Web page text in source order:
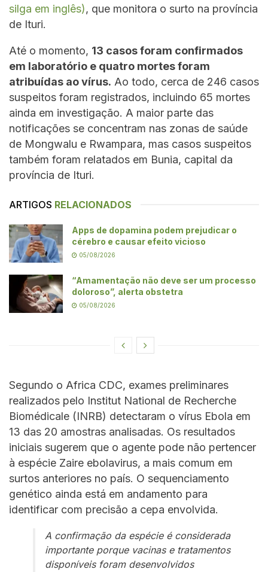
silga em inglês), que monitora o surto na província
de Ituri.
Até o momento, 13 casos foram confirmados
em laboratório e quatro mortes foram
atribuídas ao vírus. Ao todo, cerca de 246 casos
suspeitos foram registrados, incluindo 65 mortes
ainda em investigação. A maior parte das
notificações se concentram nas zonas de saúde
de Mongwalu e Rwampara, mas casos suspeitos
também foram relatados em Bunia, capital da
província de Ituri.
ARTIGOS RELACIONADOS
Apps de dopamina podem prejudicar o
cérebro e causar efeito vicioso
05/08/2026
“Amamentação não deve ser um processo
doloroso”, alerta obstetra
05/08/2026
Segundo o Africa CDC, exames preliminares
realizados pelo Institut National de Recherche
Biomédicale (INRB) detectaram o vírus Ebola em
13 das 20 amostras analisadas. Os resultados
iniciais sugerem que o agente pode não pertencer
à espécie Zaire ebolavirus, a mais comum em
surtos anteriores no país. O sequenciamento
genético ainda está em andamento para
identificar com precisão a cepa envolvida.
A confirmação da espécie é considerada
importante porque vacinas e tratamentos
disponíveis foram desenvolvidos